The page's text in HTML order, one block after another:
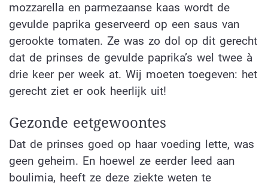
mozzarella en parmezaanse kaas wordt de
gevulde paprika geserveerd op een saus van
gerookte tomaten. Ze was zo dol op dit gerecht
dat de prinses de gevulde paprika’s wel twee à
drie keer per week at. Wij moeten toegeven: het
gerecht ziet er ook heerlijk uit!
Gezonde eetgewoontes
Dat de prinses goed op haar voeding lette, was
geen geheim. En hoewel ze eerder leed aan
boulimia, heeft ze deze ziekte weten te